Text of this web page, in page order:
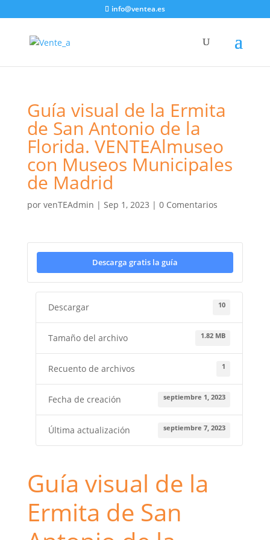
info@ventea.es
Guía visual de la Ermita
de San Antonio de la
Florida. VENTEAlmuseo
con Museos Municipales
de Madrid
por venTEAdmin | Sep 1, 2023 | 0 Comentarios
Descarga gratis la guía
Descargar 10
Tamaño del archivo 1.82 MB
Recuento de archivos 1
Fecha de creación septiembre 1, 2023
Última actualización septiembre 7, 2023
Guía visual de la
Ermita de San